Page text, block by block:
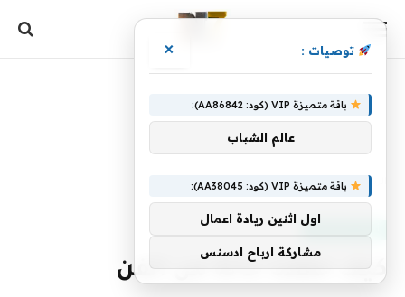
الرئيسية »كيف حققنا حالة من الفن
كيف حققنا حالة من الفن
توصيات : ×
باقة متميزة VIP (كود: AA86842):
عالم الشباب
باقة متميزة VIP (كود: AA38045):
اول اثنين ريادة اعمال
مشاركة ارباح ادسنس